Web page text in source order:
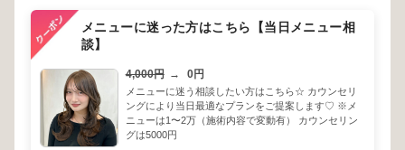
メニューに迷った方はこちら【当日メニュー相
談】
4,000円 → 0円
メニューに迷う相談したい方はこちら☆ カウンセリ
ングにより当日最適なプランをご提案します♡ ※メ
ニューは1〜2万（施術内容で変動有） カウンセリン
グは5000円